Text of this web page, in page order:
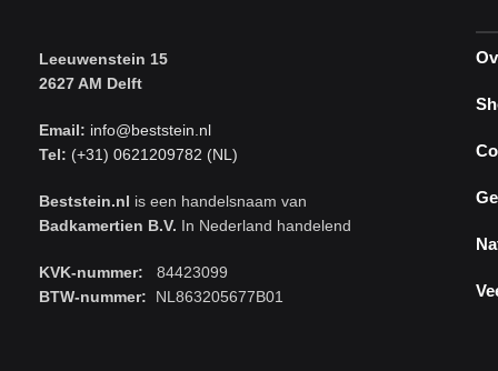
Leeuwenstein 15
2627 AM Delft
Email: info@beststein.nl
Tel: (+31) 0621209782 (NL)
Beststein.nl is een handelsnaam van
Badkamertien B.V. In Nederland handelend
KVK-nummer: 84423099
BTW-nummer: NL863205677B01